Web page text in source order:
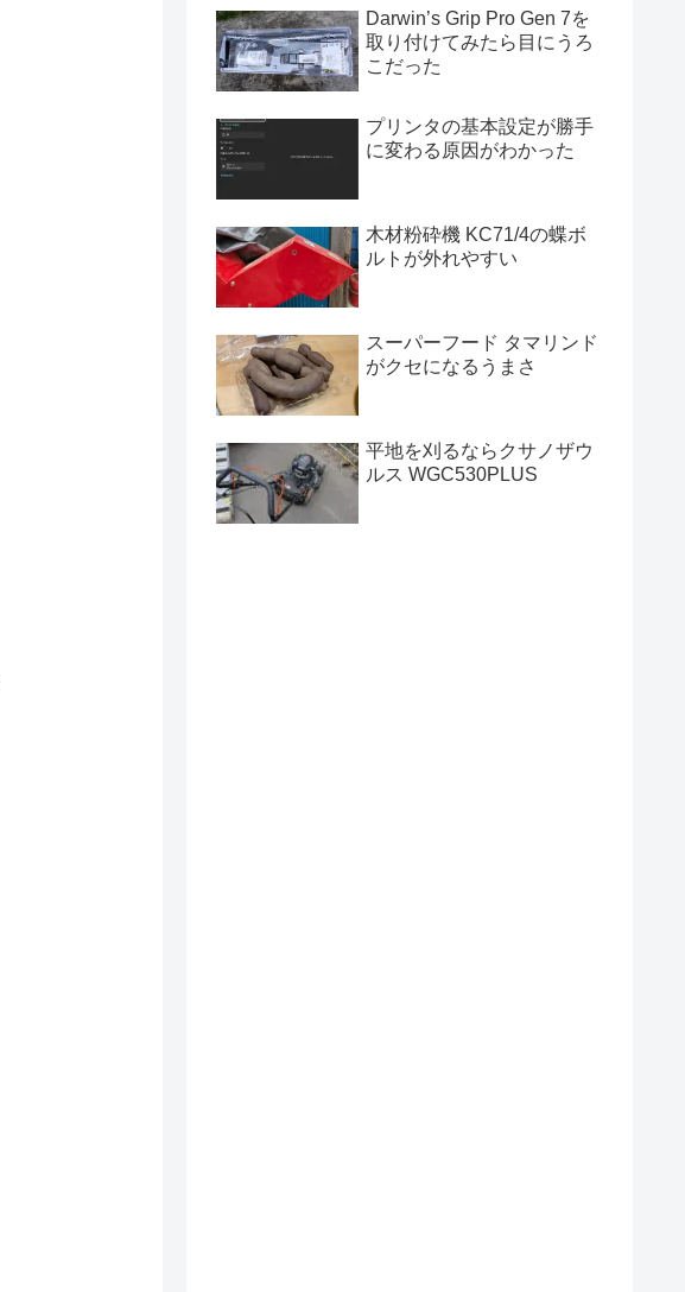
Darwin’s Grip Pro Gen 7を
取り付けてみたら目にうろ
こだった
プリンタの基本設定が勝手
に変わる原因がわかった
木材粉砕機 KC71/4の蝶ボ
ルトが外れやすい
スーパーフード タマリンド
がクセになるうまさ
平地を刈るならクサノザウ
ルス WGC530PLUS